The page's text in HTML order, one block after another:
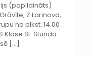
(papildināts)
Z.Larinova,
no plkst. 14.00
Klase St. Stunda
[…]